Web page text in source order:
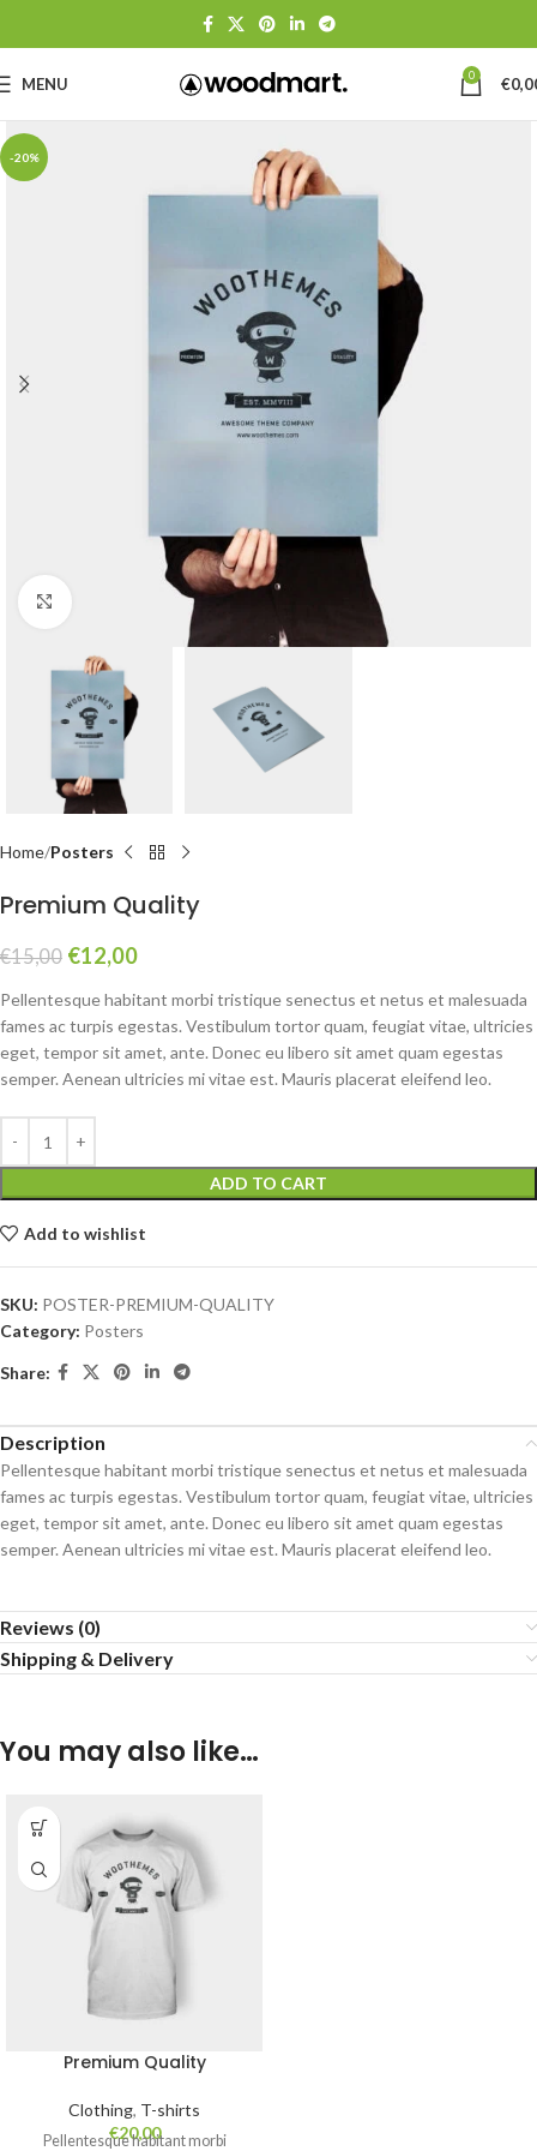
MENU 0 €
-20%
Click to enlarge
Home Posters
Premium Quality
€15,00 €12,00
Pellentesque habitant morbi tristique senectus et netus et malesuada
fames ac turpis egestas. Vestibulum tortor quam, feugiat vitae, ultricies
eget, tempor sit amet, ante. Donec eu libero sit amet quam egestas
semper. Aenean ultricies mi vitae est. Mauris placerat eleifend leo.
ADD TO CART
Add to wishlist
SKU: POSTER-PREMIUM-QUALITY
Category: Posters
Share:
Description
Pellentesque habitant morbi tristique senectus et netus et malesuada
fames ac turpis egestas. Vestibulum tortor quam, feugiat vitae, ultricies
eget, tempor sit amet, ante. Donec eu libero sit amet quam egestas
semper. Aenean ultricies mi vitae est. Mauris placerat eleifend leo.
Reviews (0)
Shipping & Delivery
You may also like…
Premium Quality
Clothing, T-shirts
€20,00
Pellentesque habitant morbi